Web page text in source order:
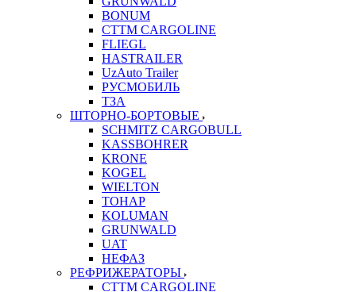
BONUM
CTTM CARGOLINE
FLIEGL
HASTRAILER
UzAuto Trailer
РУСМОБИЛЬ
ТЗА
ШТОРНО-БОРТОВЫЕ
SCHMITZ CARGOBULL
KASSBOHRER
KRONE
KOGEL
WIELTON
ТОНАР
KOLUMAN
GRUNWALD
UAT
НЕФАЗ
РЕФРИЖЕРАТОРЫ
CTTM CARGOLINE